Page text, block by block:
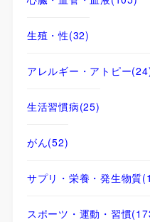
生殖・性(32)
アレルギー・アトピー
生活習慣病(25)
がん(52)
サプリ・栄養・発生物質
スポーツ・運動・習慣